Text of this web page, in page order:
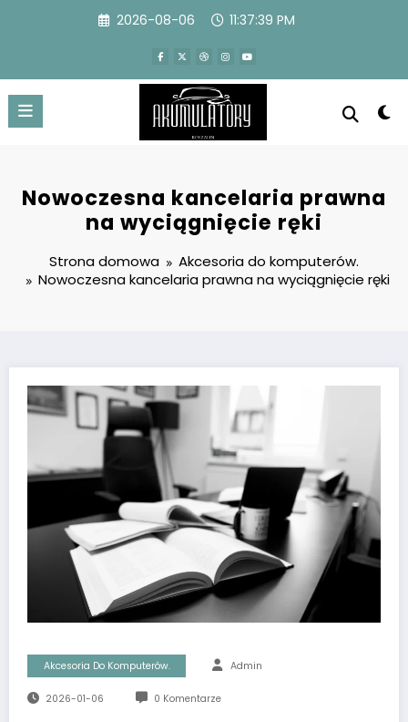
2026-08-06 11:37:39 PM
Nowoczesna kancelaria prawna
na wyciągnięcie ręki
Strona domowa
Akcesoria do komputerów.
Nowoczesna kancelaria prawna na wyciągnięcie ręki
Akcesoria Do Komputerów. Admin
2026-01-06 0 Komentarze